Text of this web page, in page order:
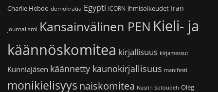
Charlie Hebdo demokratia Egypti ICORN ihmisoikeudet Iran
journalismi Kansainvälinen PEN Kieli- ja
käännöskomitea kirjallisuus kirjamessut
Kunniajäsen käännetty kaunokirjallisuus manifesti
monikielisyys naiskomitea Nasrin Sotoudeh Oleg